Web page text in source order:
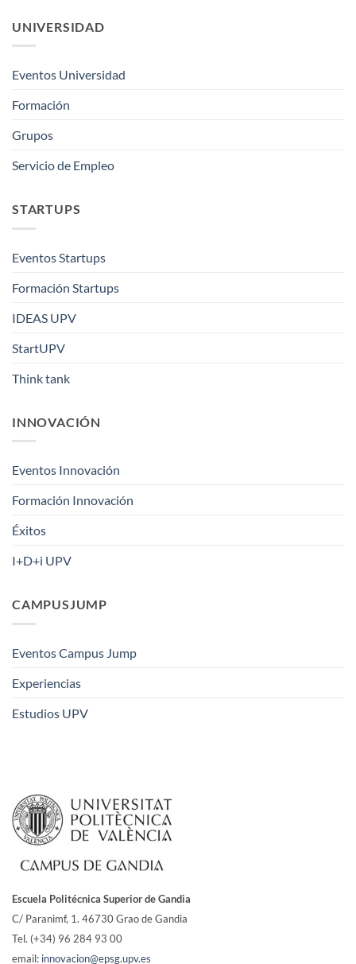
UNIVERSIDAD
Eventos Universidad
Formación
Grupos
Servicio de Empleo
STARTUPS
Eventos Startups
Formación Startups
IDEAS UPV
StartUPV
Think tank
INNOVACIÓN
Eventos Innovación
Formación Innovación
Éxitos
I+D+i UPV
CAMPUSJUMP
Eventos Campus Jump
Experiencias
Estudios UPV
Escuela Politécnica Superior de Gandia
C/ Paranimf, 1. 46730 Grao de Gandia
Tel. (+34) 96 284 93 00
email: innovacion@epsg.upv.es